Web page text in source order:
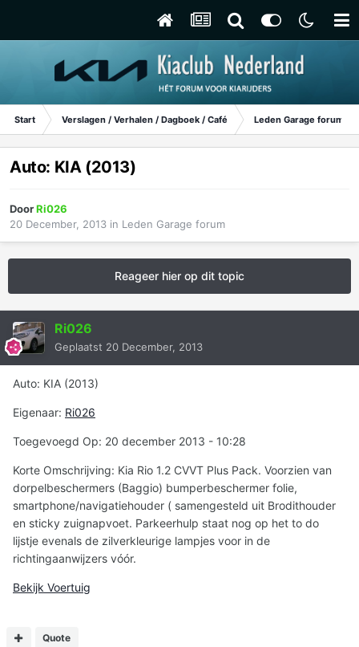
Start Verslagen / Verhalen / Dagboek / Café Leden Garage forum
Auto: KIA (2013)
DoorRi026
20 December, 2013 in Leden Garage forum
Reageer hier op dit topic
Ri026
Geplaatst 20 December, 2013
Auto: KIA (2013)
Eigenaar: Ri026
Toegevoegd Op: 20 december 2013 - 10:28
Korte Omschrijving: Kia Rio 1.2 CVVT Plus Pack. Voorzien van
dorpelbeschermers (Baggio) bumperbeschermer folie,
smartphone/navigatiehouder ( samengesteld uit Brodithouder
en sticky zuignapvoet. Parkeerhulp staat nog op het to do
lijstje evenals de zilverkleurige lampjes voor in de
richtingaanwijzers vóór.
Bekijk Voertuig
Quote